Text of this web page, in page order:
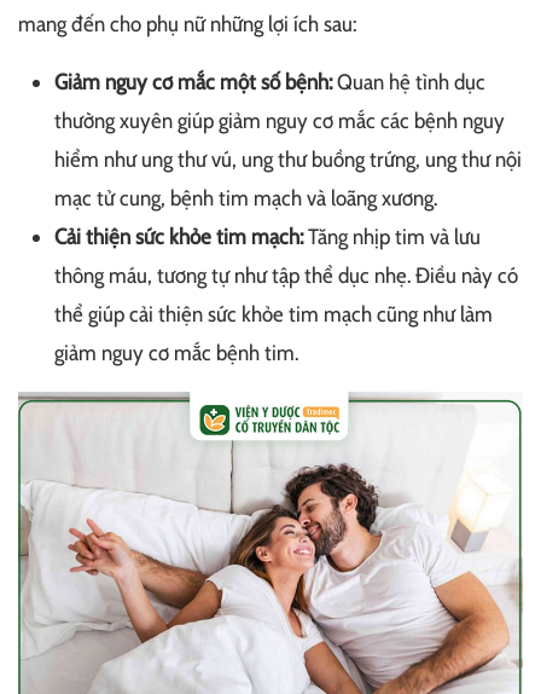
mang đến cho phụ nữ những lợi ích sau:
Giảm nguy cơ mắc một số bệnh:Quan hệ tình dục
thường xuyên giúp giảm nguy cơ mắc các bệnh nguy
hiểm như ung thư vú, ung thư buồng trứng, ung thư nội
mạc tử cung, bệnh tim mạch và loãng xương.
Cải thiện sức khỏe tim mạch:Tăng nhịp tim và lưu
thông máu, tương tự như tập thể dục nhẹ. Điều này có
thể giúp cải thiện sức khỏe tim mạch cũng như làm
giảm nguy cơ mắc bệnh tim.